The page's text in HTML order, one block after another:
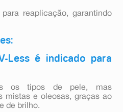
reaplicação, garantindo
Less é indicado para
os tipos de pele, mas
mistas e oleosas, graças ao
de brilho.